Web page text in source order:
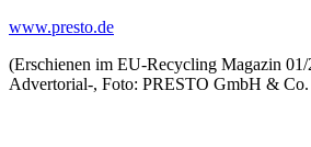
www.presto.de
(Erschienen im EU-Recycling Magazin 01/
Advertorial-, Foto: PRESTO GmbH &